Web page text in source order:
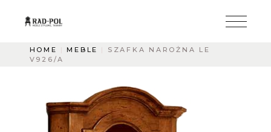
HOME MEBLE
SZAFKA NAROŻNA LE
V926/A